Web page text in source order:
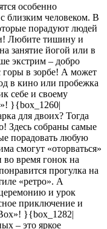
особенно
близким человеком. В
порадуют людей
Любите тишину и
занятие йогой или в
экстрим – добро
горы в зорбе! А может
в кино или пробежка
себе и своему
}{box_1260|
для двоих? Тогда
Здесь собраны самые
порадовать любую
смогут «оторваться»
во время гонок на
прогулка на
«ретро». А
и урок
приключение и
}{box_1282|
– это яркое